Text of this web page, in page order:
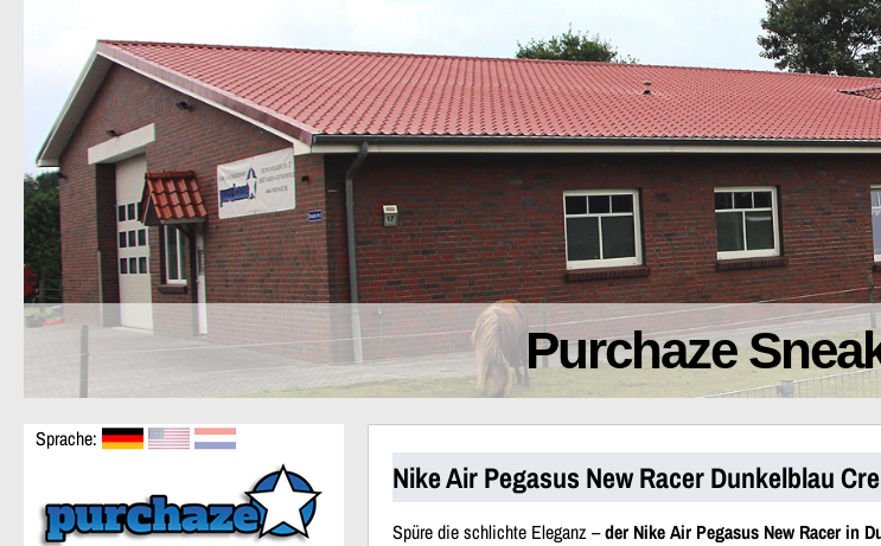
Purchaze
Sprache:
Nike Air Pegasus New Racer Dunkelblau
Spüre die schlichte Eleganz –der Nike Air Pegasus New Racer in